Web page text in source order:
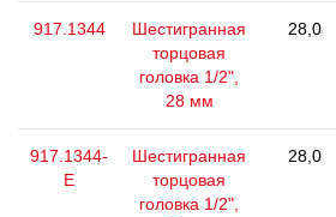
917.1344
Шестигранная
торцовая
головка 1/2",
28 мм
28,0
917.1344-
E
Шестигранная
торцовая
головка 1/2",
28,0